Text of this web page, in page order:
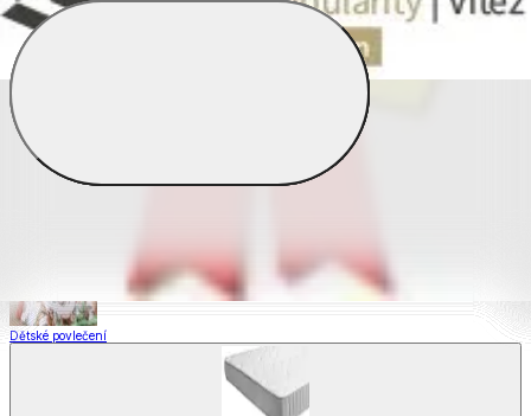
Saténové povlečení
Povlečení s fototiskem
Dětské povlečení